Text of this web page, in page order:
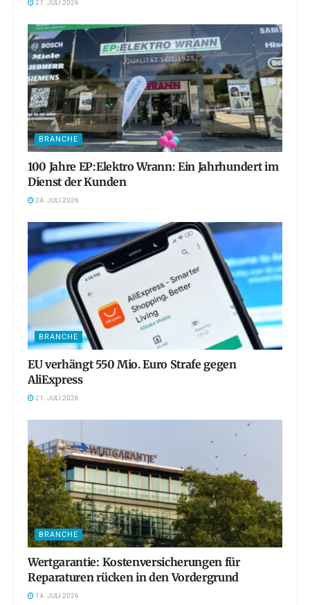
27. JULI 2026
BRANCHE
100 Jahre EP:Elektro Wrann: Ein Jahrhundert im
Dienst der Kunden
24. JULI 2026
BRANCHE
EU verhängt 550 Mio. Euro Strafe gegen
AliExpress
21. JULI 2026
BRANCHE
Wertgarantie: Kostenversicherungen für
Reparaturen rücken in den Vordergrund
14. JULI 2026